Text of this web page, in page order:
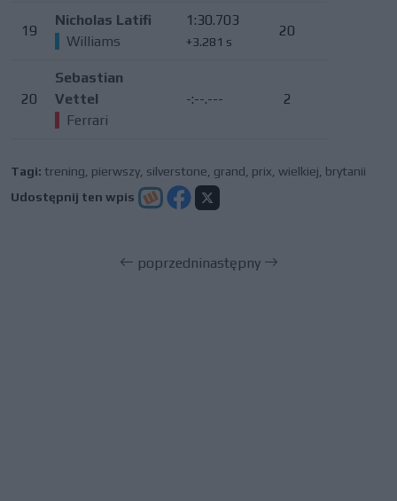
19
Nicholas Latifi
Williams
1:30.703
+3.281 s
20
20
Sebastian
Vettel
Ferrari
-:--.--- 2
Tagi: trening pierwszy silverstone grand prix wielkiej brytanii
Udostępnij ten wpis
poprzedninastępny